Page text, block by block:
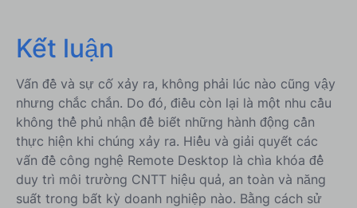
Kết luận
Vấn đề và sự cố xảy ra, không phải lúc nào cũng vậy
nhưng chắc chắn. Do đó, điều còn lại là một nhu cầu
không thể phủ nhận để biết những hành động cần
thực hiện khi chúng xảy ra. Hiểu và giải quyết các
vấn đề công nghệ Remote Desktop là chìa khóa để
duy trì môi trường CNTT hiệu quả, an toàn và năng
suất trong bất kỳ doanh nghiệp nào. Bằng cách sử